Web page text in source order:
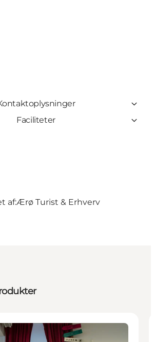
Faciliteter
af:Ærø Turist & Erhverv